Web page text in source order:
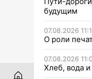
будущим
07.08.2026
О роли
07.08.2026
Хлеб, вода